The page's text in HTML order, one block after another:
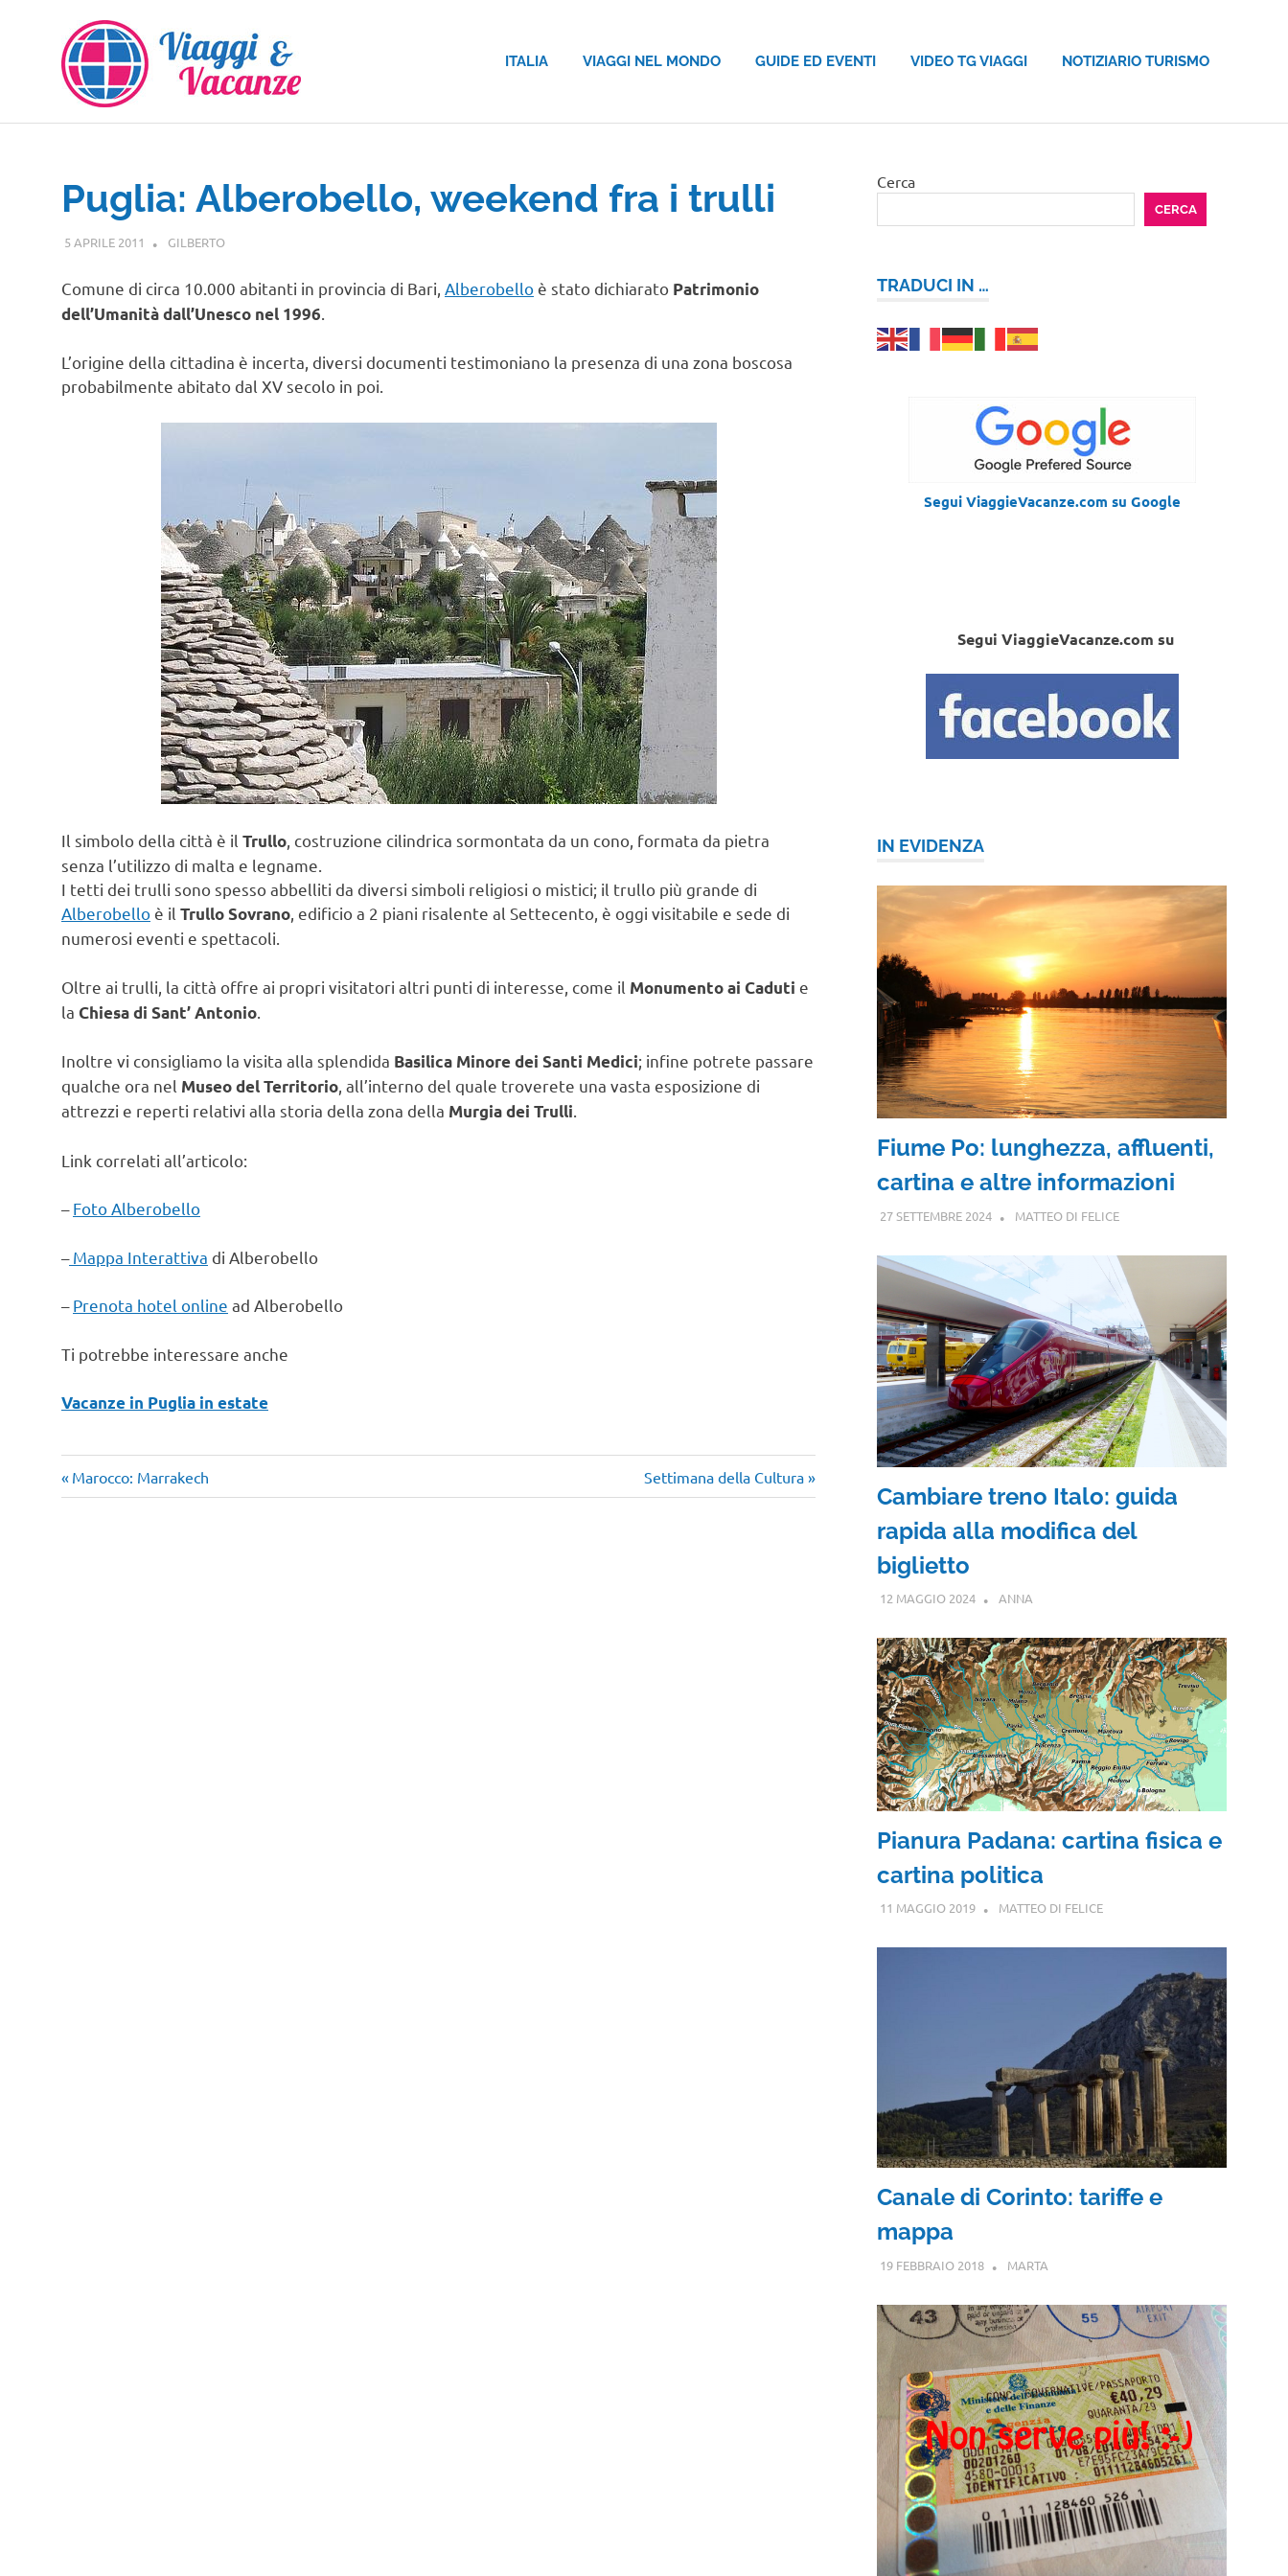
contenuto
ITALIA VIAGGI NEL MONDO GUIDE ED EVENTI VIDEO TG VIAGGI NOTIZIARIO TURISMO
Puglia: Alberobello, weekend fra i trulli
5 APRILE 2011 GILBERTOPUGLIA
Comune di circa 10.000 abitanti in provincia di Bari, Alberobello è stato dichiarato Patrimonio
dell’Umanità dall’Unesco nel 1996
L’origine della cittadina è incerta, diversi documenti testimoniano la presenza di una zona boscosa
probabilmente abitato dal XV secolo in poi.
Il simbolo della città è il Trullo, costruzione cilindrica sormontata da un cono, formata da pietra
senza l’utilizzo di malta e legname.
I tetti dei trulli sono spesso abbelliti da diversi simboli religiosi o mistici; il trullo più grande di
Alberobello è il Trullo Sovrano, edificio a 2 piani risalente al Settecento, è oggi visitabile e sede di
numerosi eventi e spettacoli.
Oltre ai trulli, la città offre ai propri visitatori altri punti di interesse, come il Monumento ai Caduti e
la Chiesa di Sant’ Antonio
Inoltre vi consigliamo la visita alla splendida Basilica Minore dei Santi Medici; infine potrete passare
qualche ora nel Museo del Territorio, all’interno del quale troverete una vasta esposizione di
attrezzi e reperti relativi alla storia della zona della Murgia dei Trulli.
Link correlati all’articolo:
–Foto Alberobello
–Mappa Interattiva di Alberobello
–Prenota hotel online ad Alberobello
Ti potrebbe interessare anche
Vacanze in Puglia in estate
Trulli
Navigazione
Articolo
precedente:
Marocco: Marrakech
Articolo
successivo:
Settimana della Cultura
Cerca
CERCA
TRADUCI IN …
Segui ViaggieVacanze.com su Google
Segui ViaggieVacanze.com su
IN EVIDENZA
Fiume Po: lunghezza, affluenti,
cartina e altre informazioni
27 SETTEMBRE 2024 MATTEO DI FELICE
Cambiare treno Italo: guida
rapida alla modifica del
biglietto
12 MAGGIO 2024 ANNA
Pianura Padana: cartina fisica e
cartina politica
11 MAGGIO 2019 MATTEO DI FELICE
Canale di Corinto: tariffe e
mappa
19 FEBBRAIO 2018 MARTA